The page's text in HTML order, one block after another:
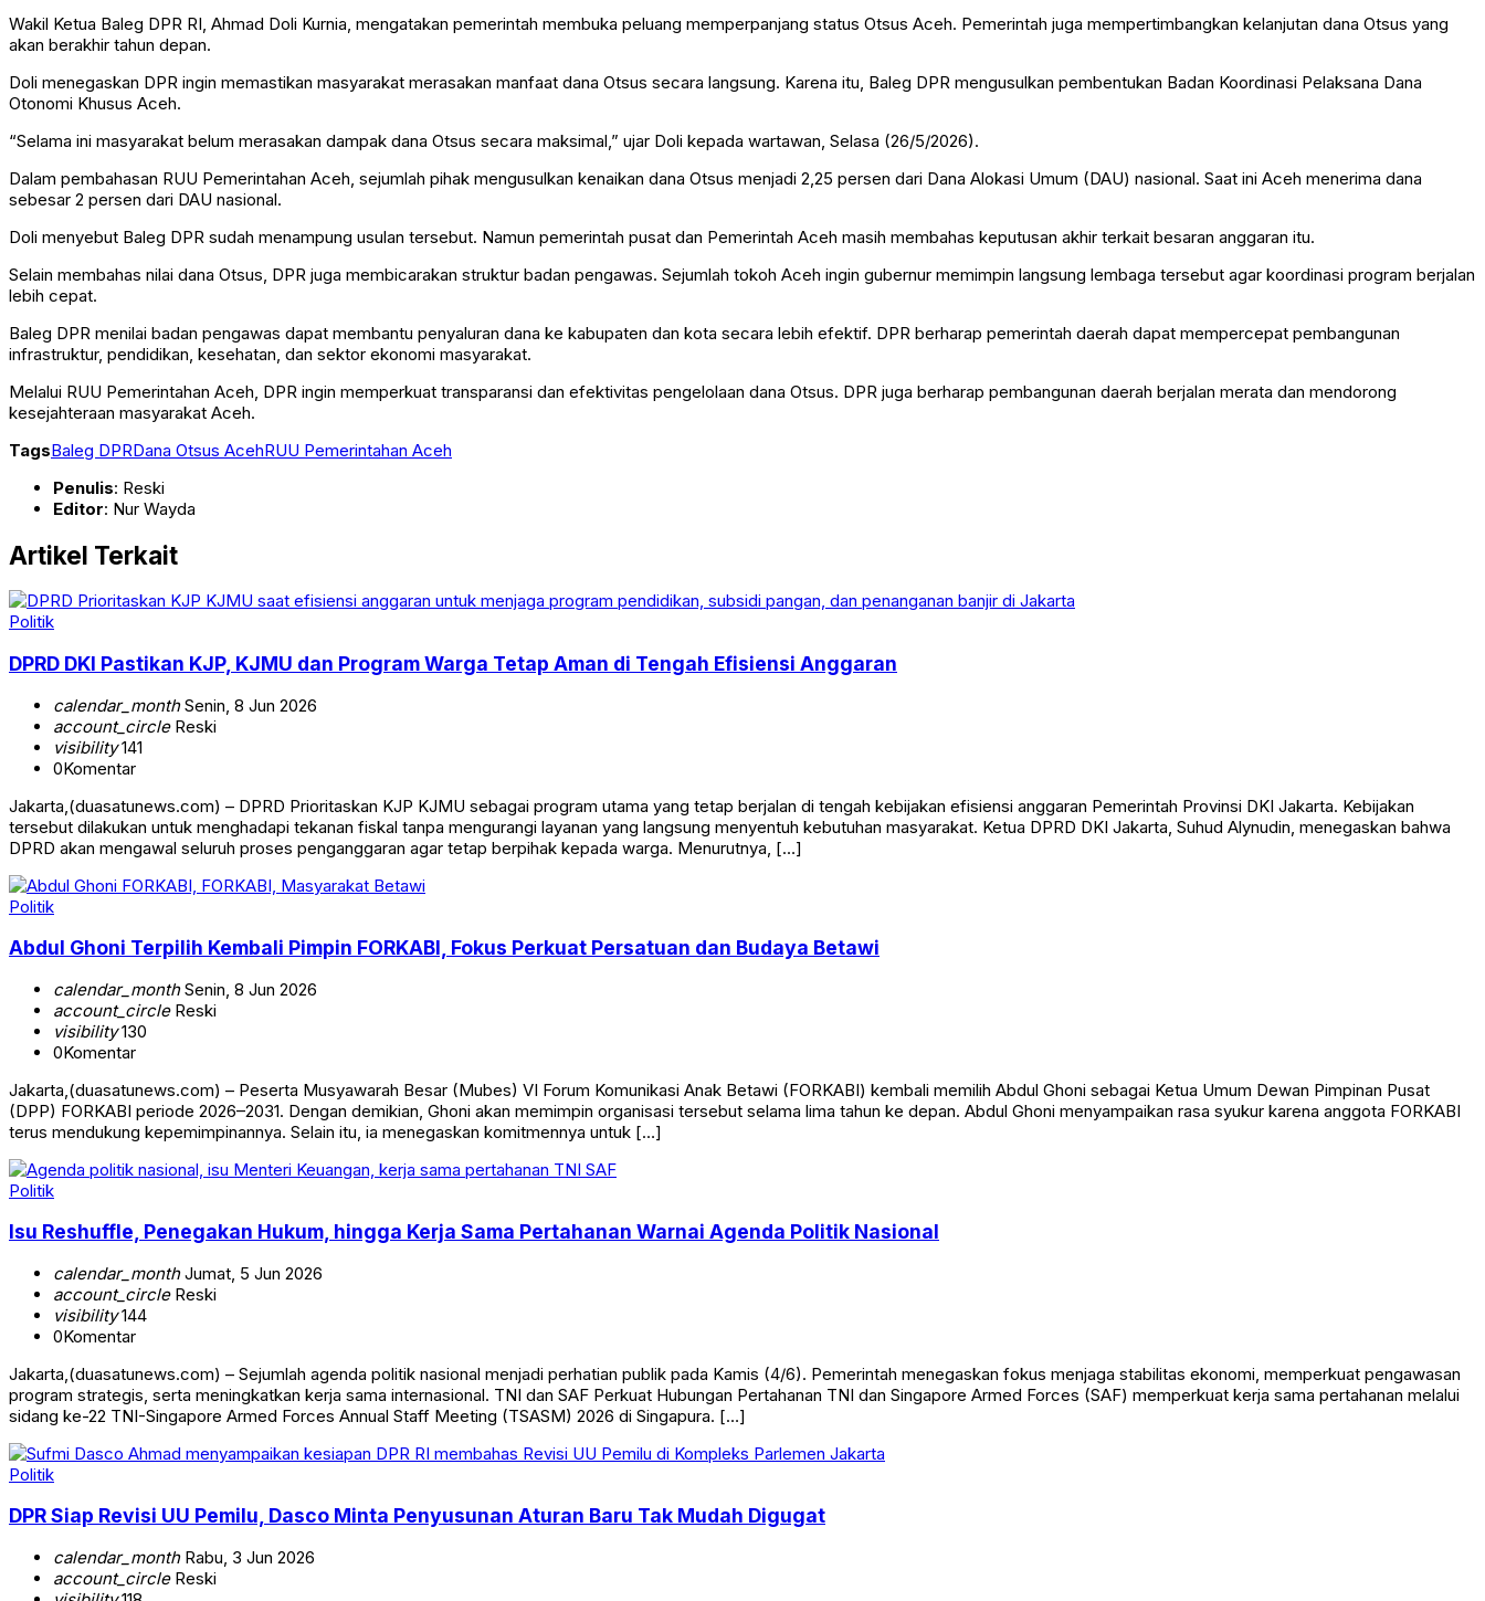
Wakil Ketua Baleg DPR RI, Ahmad Doli Kurnia, mengatakan pemerintah membuka peluang memperpanjang status Otsus Aceh. Pemerintah juga mempertimbangkan kelanjutan dana Otsus yang
akan berakhir tahun depan.
Doli menegaskan DPR ingin memastikan masyarakat merasakan manfaat dana Otsus secara langsung. Karena itu, Baleg DPR mengusulkan pembentukan Badan Koordinasi Pelaksana Dana
Otonomi Khusus Aceh.
“Selama ini masyarakat belum merasakan dampak dana Otsus secara maksimal,” ujar Doli kepada wartawan, Selasa (26/5/2026).
Dalam pembahasan RUU Pemerintahan Aceh, sejumlah pihak mengusulkan kenaikan dana Otsus menjadi 2,25 persen dari Dana Alokasi Umum (DAU) nasional. Saat ini Aceh menerima dana
sebesar 2 persen dari DAU nasional.
Doli menyebut Baleg DPR sudah menampung usulan tersebut. Namun pemerintah pusat dan Pemerintah Aceh masih membahas keputusan akhir terkait besaran anggaran itu.
Selain membahas nilai dana Otsus, DPR juga membicarakan struktur badan pengawas. Sejumlah tokoh Aceh ingin gubernur memimpin langsung lembaga tersebut agar koordinasi program berjalan
lebih cepat.
Baleg DPR menilai badan pengawas dapat membantu penyaluran dana ke kabupaten dan kota secara lebih efektif. DPR berharap pemerintah daerah dapat mempercepat pembangunan
infrastruktur, pendidikan, kesehatan, dan sektor ekonomi masyarakat.
Melalui RUU Pemerintahan Aceh, DPR ingin memperkuat transparansi dan efektivitas pengelolaan dana Otsus. DPR juga berharap pembangunan daerah berjalan merata dan mendorong
kesejahteraan masyarakat Aceh.
TagsBaleg DPRDana Otsus AcehRUU Pemerintahan Aceh
Penulis: Reski
Editor: Nur Wayda
Artikel Terkait
Politik
DPRD DKI Pastikan KJP, KJMU dan Program Warga Tetap Aman di Tengah Efisiensi Anggaran
calendar_monthSenin, 8 Jun 2026
account_circleReski
visibility141
0Komentar
Jakarta,(duasatunews.com) – DPRD Prioritaskan KJP KJMU sebagai program utama yang tetap berjalan di tengah kebijakan efisiensi anggaran Pemerintah Provinsi DKI Jakarta. Kebijakan
tersebut dilakukan untuk menghadapi tekanan fiskal tanpa mengurangi layanan yang langsung menyentuh kebutuhan masyarakat. Ketua DPRD DKI Jakarta, Suhud Alynudin, menegaskan bahwa
DPRD akan mengawal seluruh proses penganggaran agar tetap berpihak kepada warga. Menurutnya, […]
Politik
Abdul Ghoni Terpilih Kembali Pimpin FORKABI, Fokus Perkuat Persatuan dan Budaya Betawi
calendar_monthSenin, 8 Jun 2026
account_circleReski
visibility130
0Komentar
Jakarta,(duasatunews.com) – Peserta Musyawarah Besar (Mubes) VI Forum Komunikasi Anak Betawi (FORKABI) kembali memilih Abdul Ghoni sebagai Ketua Umum Dewan Pimpinan Pusat
(DPP) FORKABI periode 2026–2031. Dengan demikian, Ghoni akan memimpin organisasi tersebut selama lima tahun ke depan. Abdul Ghoni menyampaikan rasa syukur karena anggota FORKABI
terus mendukung kepemimpinannya. Selain itu, ia menegaskan komitmennya untuk […]
Politik
Isu Reshuffle, Penegakan Hukum, hingga Kerja Sama Pertahanan Warnai Agenda Politik Nasional
calendar_monthJumat, 5 Jun 2026
account_circleReski
visibility144
0Komentar
Jakarta,(duasatunews.com) – Sejumlah agenda politik nasional menjadi perhatian publik pada Kamis (4/6). Pemerintah menegaskan fokus menjaga stabilitas ekonomi, memperkuat pengawasan
program strategis, serta meningkatkan kerja sama internasional. TNI dan SAF Perkuat Hubungan Pertahanan TNI dan Singapore Armed Forces (SAF) memperkuat kerja sama pertahanan melalui
sidang ke-22 TNI-Singapore Armed Forces Annual Staff Meeting (TSASM) 2026 di Singapura. […]
Politik
DPR Siap Revisi UU Pemilu, Dasco Minta Penyusunan Aturan Baru Tak Mudah Digugat
calendar_monthRabu, 3 Jun 2026
account_circleReski